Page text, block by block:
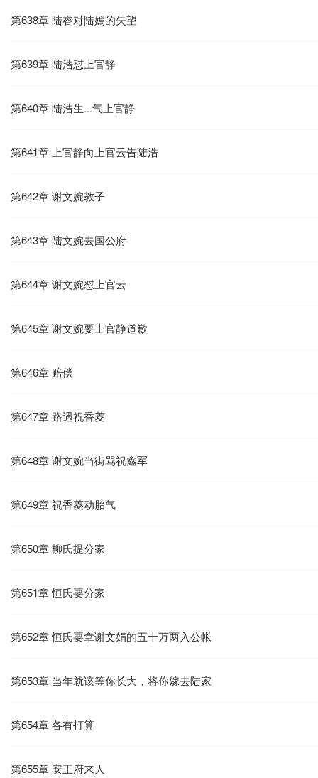
第638章 陆睿对陆嫣的失望
第639章 陆浩怼上官静
第640章 陆浩生...气上官静
第641章 上官静向上官云告陆浩
第642章 谢文婉教子
第643章 陆文婉去国公府
第644章 谢文婉怼上官云
第645章 谢文婉要上官静道歉
第646章 赔偿
第647章 路遇祝香菱
第648章 谢文婉当街骂祝鑫军
第649章 祝香菱动胎气
第650章 柳氏提分家
第651章 恒氏要分家
第652章 恒氏要拿谢文娟的五十万两入公帐
第653章 当年就该等你长大，将你嫁去陆家
第654章 各有打算
第655章 安王府来人